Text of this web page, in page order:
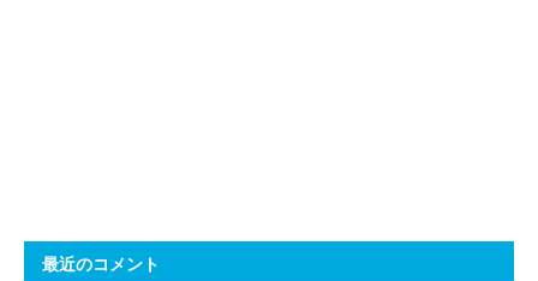
最近のコメント